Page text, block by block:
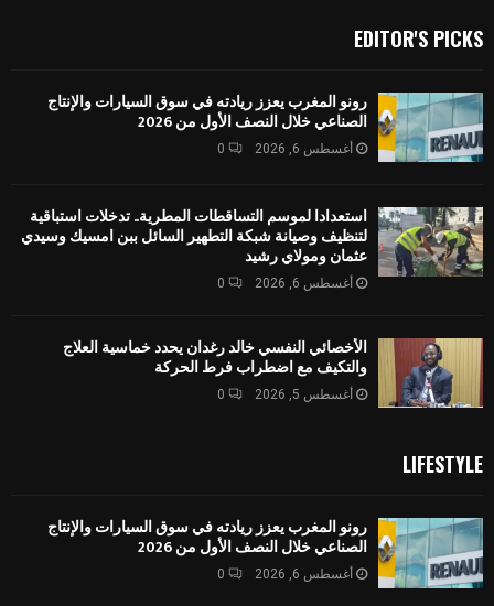
EDITOR'S PICKS
رونو المغرب يعزز ريادته في سوق السيارات والإنتاج
الصناعي خلال النصف الأول من 2026
أغسطس 6, 2026 0
استعدادا لموسم التساقطات المطرية.. تدخلات استباقية
لتنظيف وصيانة شبكة التطهير السائل ببن امسيك وسيدي
عثمان ومولاي رشيد
أغسطس 6, 2026 0
الأخصائي النفسي خالد رغدان يحدد خماسية العلاج
والتكيف مع اضطراب فرط الحركة
أغسطس 5, 2026 0
LIFESTYLE
رونو المغرب يعزز ريادته في سوق السيارات والإنتاج
الصناعي خلال النصف الأول من 2026
أغسطس 6, 2026 0